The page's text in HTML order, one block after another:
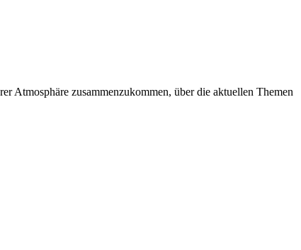
Atmosphäre zusammenzukommen, über die aktuellen Themen